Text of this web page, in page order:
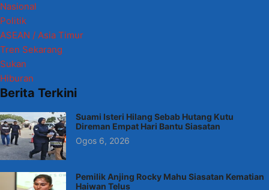
Nasional
Politik
ASEAN / Asia Timur
Tren Sekarang
Sukan
Hiburan
Berita Terkini
Suami Isteri Hilang Sebab Hutang Kutu
Direman Empat Hari Bantu Siasatan
Ogos 6, 2026
Pemilik Anjing Rocky Mahu Siasatan Kematian
Haiwan Telus